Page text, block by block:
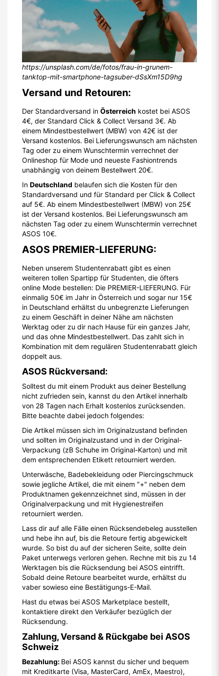
https://unsplash.com/de/fotos/frau-in-grunem-
tanktop-mit-smartphone-tagsuber-dSsXm15D9hg
Versand und Retouren:
Der Standardversand in Österreich kostet bei ASOS
4€, der Standard Click & Collect Versand 3€. Ab
einem Mindestbestellwert (MBW) von 42€ ist der
Versand kostenlos. Bei Lieferungswunsch am nächsten
Tag oder zu einem Wunschtermin verrechnet der
Onlineshop für Mode und neueste Fashiontrends
unabhängig von deinem Bestellwert 20€.
In Deutschland belaufen sich die Kosten für den
Standardversand und für Standard per Click & Collect
auf 5€. Ab einem Mindestbestellwert (MBW) von 25€
ist der Versand kostenlos. Bei Lieferungswunsch am
nächsten Tag oder zu einem Wunschtermin verrechnet
ASOS 10€.
ASOS PREMIER-LIEFERUNG:
Neben unserem Studentenrabatt gibt es einen
weiteren tollen Spartipp für Studenten, die öfters
online Mode bestellen: Die PREMIER-LIEFERUNG. Für
einmalig 50€ im Jahr in Österreich und sogar nur 15€
in Deutschland erhältst du unbegrenzte Lieferungen
zu einem Geschäft in deiner Nähe am nächsten
Werktag oder zu dir nach Hause für ein ganzes Jahr,
und das ohne Mindestbestellwert. Das zahlt sich in
Kombination mit dem regulären Studentenrabatt gleich
doppelt aus.
ASOS Rückversand:
Solltest du mit einem Produkt aus deiner Bestellung
nicht zufrieden sein, kannst du den Artikel innerhalb
von 28 Tagen nach Erhalt kostenlos zurücksenden.
Bitte beachte dabei jedoch folgendes:
Die Artikel müssen sich im Originalzustand befinden
und sollten im Originalzustand und in der Original-
Verpackung (zB Schuhe im Original-Karton) und mit
dem entsprechenden Etikett retourniert werden.
Unterwäsche, Badebekleidung oder Piercingschmuck
sowie jegliche Artikel, die mit einem "+" neben dem
Produktnamen gekennzeichnet sind, müssen in der
Originalverpackung und mit Hygienestreifen
retourniert werden.
Lass dir auf alle Fälle einen Rücksendebeleg ausstellen
und hebe ihn auf, bis die Retoure fertig abgewickelt
wurde. So bist du auf der sicheren Seite, sollte dein
Paket unterwegs verloren gehen. Rechne mit bis zu 14
Werktagen bis die Rücksendung bei ASOS eintrifft.
Sobald deine Retoure bearbeitet wurde, erhältst du
vaber sowieso eine Bestätigungs-E-Mail.
Hast du etwas bei ASOS Marketplace bestellt,
kontaktiere direkt den Verkäufer bezüglich der
Rücksendung.
Zahlung, Versand & Rückgabe bei ASOS
Schweiz
Bezahlung: Bei ASOS kannst du sicher und bequem
mit Kreditkarte (Visa, MasterCard, AmEx, Maestro),